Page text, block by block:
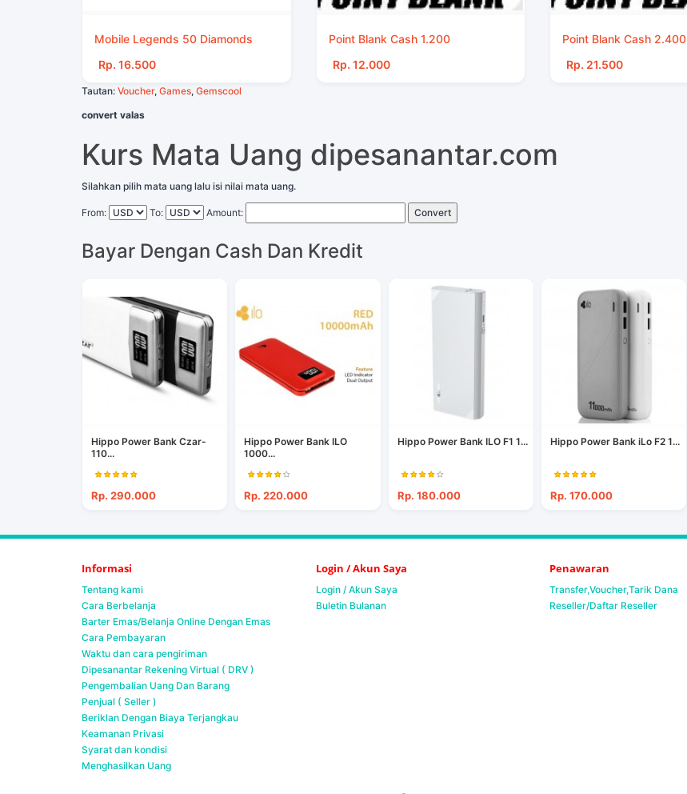
Mobile Legends 50 Diamonds
Rp. 16.500
Point Blank Cash 1.200
Rp. 12.000
Point Blank Cash 2.400
Rp. 21.500
Tautan: Voucher, Games, Gemscool
convert valas
Kurs Mata Uang dipesanantar.com
Silahkan pilih mata uang lalu isi nilai mata uang.
From: To: Amount: Convert
Bayar Dengan Cash Dan Kredit
Hippo Power Bank Czar-
110...
Rp. 290.000
Hippo Power Bank ILO
1000...
Rp. 220.000
Hippo Power Bank ILO F1 1...
Rp. 180.000
Hippo Power Bank iLo F2 1...
Rp. 170.000
Informasi
Tentang kami
Cara Berbelanja
Barter Emas/Belanja Online Dengan Emas
Cara Pembayaran
Waktu dan cara pengiriman
Dipesanantar Rekening Virtual ( DRV )
Pengembalian Uang Dan Barang
Penjual ( Seller )
Beriklan Dengan Biaya Terjangkau
Keamanan Privasi
Syarat dan kondisi
Menghasilkan Uang
Login / Akun Saya
Login / Akun Saya
Buletin Bulanan
Penawaran
Transfer,Voucher,Tarik Dana
Reseller/Daftar Reseller